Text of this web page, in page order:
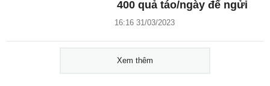
400 quả táo/ngày để ngửi
16:16 31/03/2023
Xem thêm